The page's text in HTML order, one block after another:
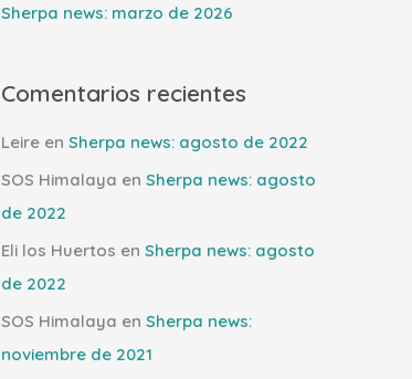
Sherpa news: marzo de 2026
Comentarios recientes
Leire en Sherpa news: agosto de 2022
SOS Himalaya en Sherpa news: agosto
de 2022
Eli los Huertos en Sherpa news: agosto
de 2022
SOS Himalaya en Sherpa news:
noviembre de 2021